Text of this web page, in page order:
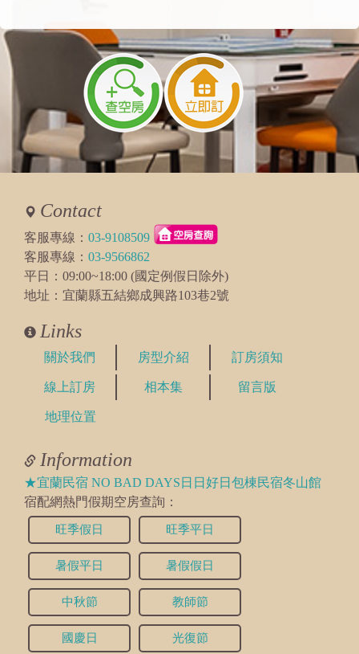
Contact
客服專線： 03-9108509
客服專線： 03-9566862
平日：09:00~18:00 (國定例假日除外)
地址：宜蘭縣五結鄉成興路103巷2號
Links
關於我們 房型介紹 訂房須知
線上訂房 相本集 留言版
地理位置
Information
★宜蘭民宿 NO BAD DAYS日日好日包棟民宿冬山館
宿配網熱門假期空房查詢：
旺季假日 旺季平日
暑假平日 暑假假日
中秋節 教師節
國慶日 光復節